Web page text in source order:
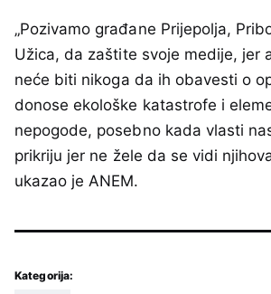
„Pozivamo građane Prijepolja,
Užica, da zaštite svoje medije, jer
neće biti nikoga da ih obavesti o
donose ekološke katastrofe i
nepogode, posebno kada vlasti
prikriju jer ne žele da se vidi
ukazao je ANEM.
Kategorija: